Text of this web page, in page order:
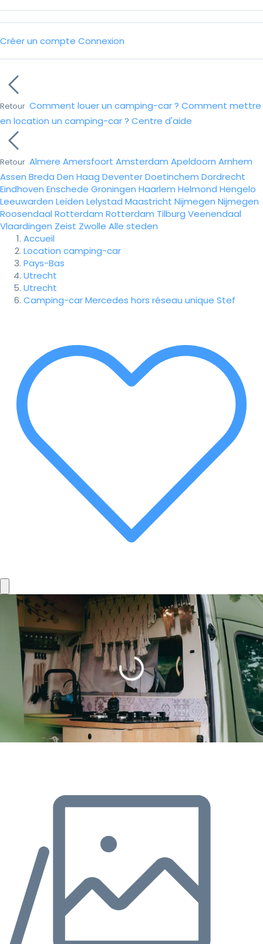
Créer un compte Connexion
Retour Comment louer un camping-car ? Comment mettre
en location un camping-car ? Centre d'aide
Retour Almere Amersfoort Amsterdam Apeldoorn Arnhem
Assen Breda Den Haag DeventerDoetinchem Dordrecht
Eindhoven Enschede Groningen Haarlem Helmond Hengelo
Leeuwarden Leiden Lelystad Maastricht Nijmegen Nijmegen
Roosendaal Rotterdam Rotterdam Tilburg Veenendaal
Vlaardingen Zeist Zwolle Alle steden
Accueil
Location camping-car
Pays-Bas
Utrecht
Utrecht
Camping-car Mercedes hors réseau unique Stef